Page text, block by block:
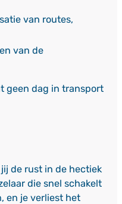
van routes,
van de
geen dag in transport
de rust in de hectiek
die snel schakelt
en je verliest het